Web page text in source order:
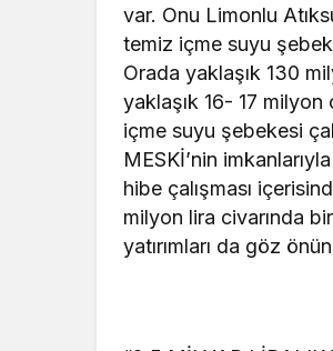
var. Onu Limonlu
temiz içme suyu
Orada yaklaşık 130
yaklaşık 16- 17 milyon
içme suyu şebekesi
MESKİ’nin
hibe çalışması
milyon lira civarında
yatırımları da göz